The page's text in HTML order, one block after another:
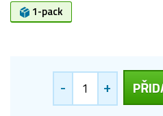
1-pack
- +